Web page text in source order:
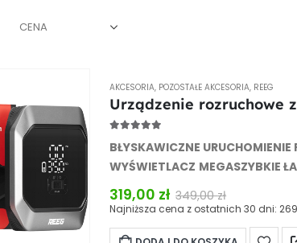
CENA
AKCESORIA, POZOSTAŁE AKCESORIA, REEG
Urządzenie rozruchowe
BŁYSKAWICZNE
WYŚWIETLACZ MEGASZYBKIE
319,00 zł 349,00zł
Najniższa cena z ostatnich 30 dni: